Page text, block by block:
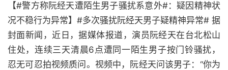
【#警方称阮经天遭陌生男子骚扰系意外#：疑因精神状
况不稳行为异常】#多次骚扰阮经天男子疑精神异常# 据
封面新闻，近日，据媒体报道，演员阮经天在台北松山
住处，连续三天清晨6点遭同一陌生男子按门铃骚扰，
忍无可忍拍视频质问。视频中，阮经天问该男子：“你为